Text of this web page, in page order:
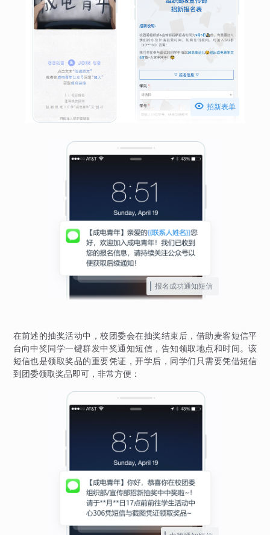
 招新表单
报名成功通知短信
在前述的抽奖活动中，校团委会在抽奖结束后，借助麦客短信平
台向中奖同学一键群发中奖通知短信，告知领取地点和时间。该
短信也是领取奖品的重要凭证，开学后，同学们只需要凭借短信
到团委领取奖品即可，非常方便：